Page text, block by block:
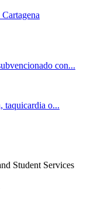
con...
taquicardia o...
Student Services